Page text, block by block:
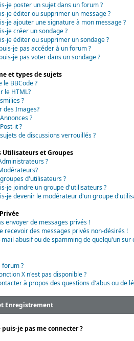
je poster un sujet dans un forum ?
je éditer ou supprimer un message ?
je ajouter une signature à mon message ?
je créer un sondage ?
je éditer ou supprimer un sondage ?
je pas accéder à un forum ?
je pas voter dans un sondage ?
et types de sujets
le BBCode ?
le HTML?
?
des Images?
?
it ?
de discussions verrouillés ?
Utilisateurs et Groupes
?
d'utilisateurs ?
je joindre un groupe d'utilisateurs ?
je devenir le modérateur d'un groupe
envoyer de messages privés !
recevoir des messages privés non-désirés !
mail abusif ou de spamming de quelqu'un sur
forum ?
X n'est pas disponible ?
à propos des questions d'abus ou de
Enregistrement
je pas me connecter ?